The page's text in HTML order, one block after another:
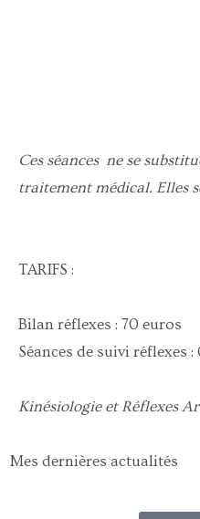
Ces séances ne se
traitement médical. Elles
TARIFS :
Bilan réflexes : 70 euros
Séances de suivi réflexes
Kinésiologie et Réflexes
Mes dernières actualités